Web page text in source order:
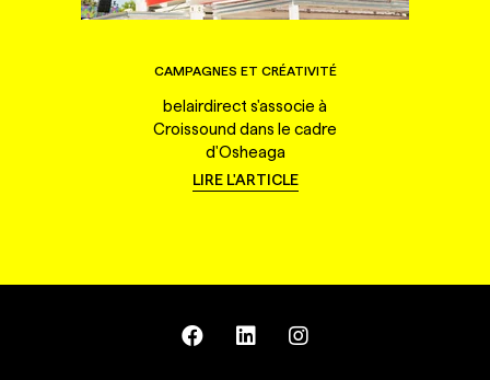
CAMPAGNES ET CRÉATIVITÉ
belairdirect s'associe à
Croissound dans le cadre
d'Osheaga
LIRE L'ARTICLE